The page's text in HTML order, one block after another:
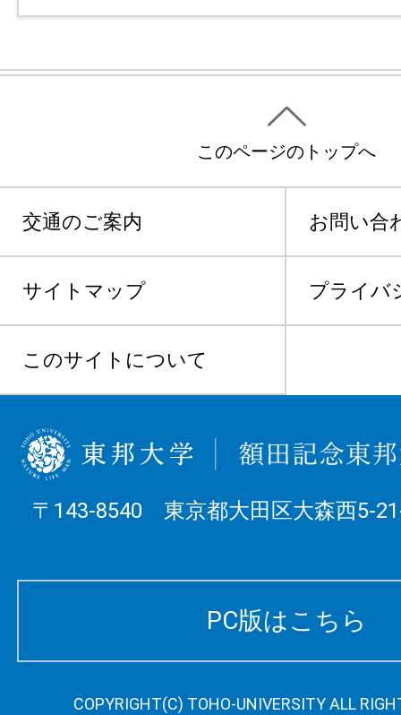
このページのトップへ
交通のご案内 お問い合
サイトマップ プライバ
このサイトについて
〒143-8540 東京都大田区大森西5-
PC版はこちら
COPYRIGHT(C) TOHO-UNIVERSITY ALL